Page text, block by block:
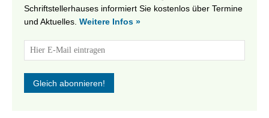
Schriftstellerhauses informiert Sie kostenlos über Termine
und Aktuelles. Weitere Infos »